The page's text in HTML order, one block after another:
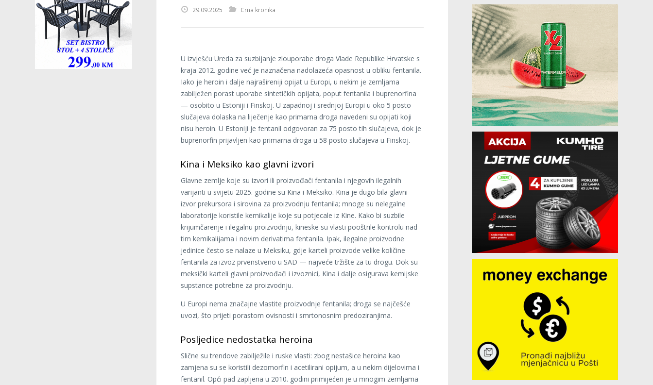
29.09.2025 Crna kronika
U izvješću Ureda za suzbijanje zlouporabe droga Vlade Republike Hrvatske s
kraja 2012. godine već je naznačena nadolazeća opasnost u obliku fentanila.
Iako je heroin i dalje najrašireniji opijat u Europi, u nekim je zemljama
zabilježen porast uporabe sintetičkih opijata, poput fentanila i buprenorfina
— osobito u Estoniji i Finskoj. U zapadnoj i srednjoj Europi u oko 5 posto
slučajeva dolaska na liječenje kao primarna droga navedeni su opijati koji
nisu heroin. U Estoniji je fentanil odgovoran za 75 posto tih slučajeva, dok je
buprenorfin prijavljen kao primarna droga u 58 posto slučajeva u Finskoj.
Kina i Meksiko kao glavni izvori
Glavne zemlje koje su izvori ili proizvođači fentanila i njegovih ilegalnih
varijanti u svijetu 2025. godine su Kina i Meksiko. Kina je dugo bila glavni
izvor prekursora i sirovina za proizvodnju fentanila; mnoge su nelegalne
laboratorije koristile kemikalije koje su potjecale iz Kine. Kako bi suzbile
krijumčarenje i ilegalnu proizvodnju, kineske su vlasti pooštrile kontrolu nad
tim kemikalijama i novim derivatima fentanila. Ipak, ilegalne proizvodne
jedinice često se nalaze u Meksiku, gdje karteli proizvode velike količine
fentanila za izvoz prvenstveno u SAD — najveće tržište za tu drogu. Dok su
meksički karteli glavni proizvođači i izvoznici, Kina i dalje osigurava kemijske
supstance potrebne za proizvodnju.
U Europi nema značajne vlastite proizvodnje fentanila; droga se najčešće
uvozi, što prijeti porastom ovisnosti i smrtonosnim predoziranjima.
Posljedice nedostatka heroina
Slične su trendove zabilježile i ruske vlasti: zbog nestašice heroina kao
zamjena su se koristili dezomorfin i acetilirani opijum, a u nekim dijelovima i
fentanil. Opći pad zapljena u 2010. godini primijećen je u mnogim zemljama